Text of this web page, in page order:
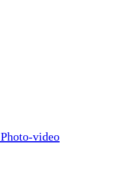
Photo-video